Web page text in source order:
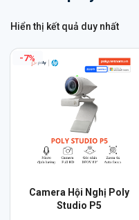
Hiển thị kết quả duy nhất
-7%
Camera Hội Nghị Poly
Studio P5